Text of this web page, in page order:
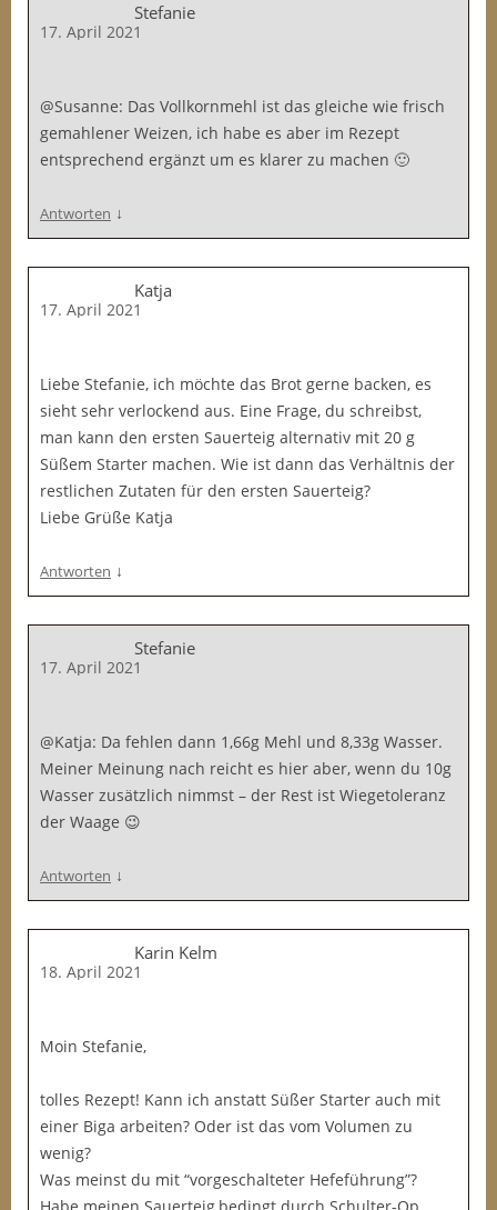
Stefanie
17. April 2021
@Susanne: Das Vollkornmehl ist das gleiche wie frisch
gemahlener Weizen, ich habe es aber im Rezept
entsprechend ergänzt um es klarer zu machen 🙂
Antworten ↓
Katja
17. April 2021
Liebe Stefanie, ich möchte das Brot gerne backen, es
sieht sehr verlockend aus. Eine Frage, du schreibst,
man kann den ersten Sauerteig alternativ mit 20 g
Süßem Starter machen. Wie ist dann das Verhältnis der
restlichen Zutaten für den ersten Sauerteig?
Liebe Grüße Katja
Antworten ↓
Stefanie
17. April 2021
@Katja: Da fehlen dann 1,66g Mehl und 8,33g Wasser.
Meiner Meinung nach reicht es hier aber, wenn du 10g
Wasser zusätzlich nimmst – der Rest ist Wiegetoleranz
der Waage 😉
Antworten ↓
Karin Kelm
18. April 2021
Moin Stefanie,
tolles Rezept! Kann ich anstatt Süßer Starter auch mit
einer Biga arbeiten? Oder ist das vom Volumen zu
wenig?
Was meinst du mit “vorgeschalteter Hefeführung”?